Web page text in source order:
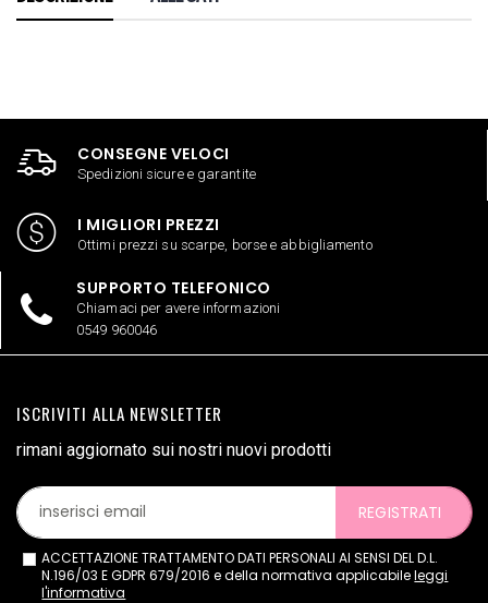
CONSEGNE VELOCI
Spedizioni sicure e garantite
I MIGLIORI PREZZI
Ottimi prezzi su scarpe, borse e abbigliamento
SUPPORTO TELEFONICO
Chiamaci per avere informazioni
0549 960046
ISCRIVITI ALLA NEWSLETTER
rimani aggiornato sui nostri nuovi prodotti
REGISTRATI
ACCETTAZIONE TRATTAMENTO DATI PERSONALI AI SENSI DEL D.L.
N.196/03 E GDPR 679/2016 e della normativa applicabileleggi
l'informativa